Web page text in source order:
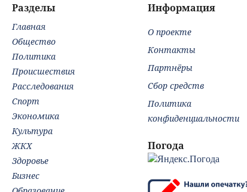
Разделы
Главная
Общество
Политика
Происшествия
Расследования
Спорт
Экономика
Культура
ЖКХ
Здоровье
Бизнес
Информация
О проекте
Контакты
Партнёры
Сбор средств
Политика
конфиденциальности
Погода